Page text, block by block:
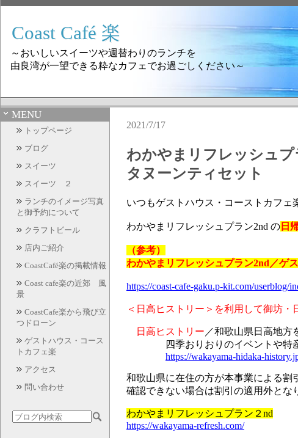
Coast Café 楽
～おいしいスイーツや週替わりのランチを
由良湾が一望できる粋なカフェでお過ごしください～
MENU
トップページ
ブログ
スイーツ
スイーツ ２
ランチのイメージ写真
と御予約について
クラフトビール
店内ご紹介
CoastCafé楽の掲載情報
Coast cafe楽の近郊 風
景
CoastCafe楽から飛び立
つドローン
ゲストハウス・コース
トカフェ楽
アクセス
問い合わせ
2021/7/17
わかやまリフレッシュ
タヌーンティセット
いつもゲストハウス・コーストカフェ
わかやまリフレッシュプラン2nd の 日
（参考）
わかやまリフレッシュプラン2nd／ゲ
https://coast-cafe-gaku.p-kit.com/
＜日高ヒストリー＞を利用して御坊・
日高ヒストリー ／和歌山県日高地方
四季おりおりのイベントや特産
https://wakayama-hidaka-
和歌山県に在住の方が本事業による割
確認できない場合は割引の適用外とな
わかやまリフレッシュプラン２nd
https://wakayama-refresh.com/